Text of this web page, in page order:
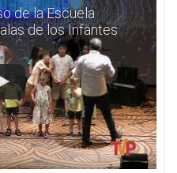
de la Escuela
de los Infantes